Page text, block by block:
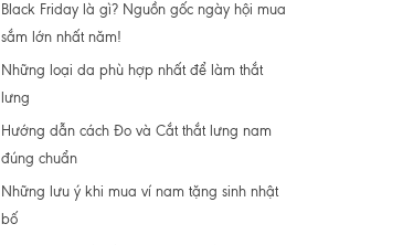
Black Friday là gì? Nguồn gốc ngày hội mua
sắm lớn nhất năm!
Những loại da phù hợp nhất để làm thắt
lưng
Hướng dẫn cách Đo và Cắt thắt lưng nam
đúng chuẩn
Những lưu ý khi mua ví nam tặng sinh nhật
bố